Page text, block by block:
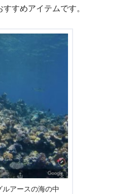
すめアイテムです。
ルアースの海の中